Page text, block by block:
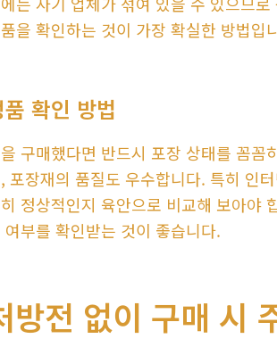
을 확인하는 것이 가장 확실한 방법
품 확인 방법
구매했다면 반드시 포장 상태를 꼼
포장재의 품질도 우수합니다. 특히 인
정상적인지 육안으로 비교해 보아야
여부를 확인받는 것이 좋습니다.
방전 없이 구매 시